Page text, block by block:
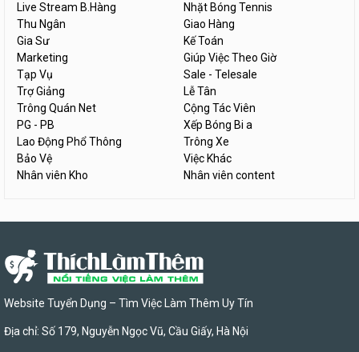
Live Stream B.Hàng
Nhặt Bóng Tennis
Thu Ngân
Giao Hàng
Gia Sư
Kế Toán
Marketing
Giúp Việc Theo Giờ
Tạp Vụ
Sale - Telesale
Trợ Giảng
Lễ Tân
Trông Quán Net
Cộng Tác Viên
PG - PB
Xếp Bóng Bi a
Lao Động Phổ Thông
Trông Xe
Bảo Vệ
Việc Khác
Nhân viên Kho
Nhân viên content
Website Tuyển Dụng – Tìm Việc Làm Thêm Uy Tín
Địa chỉ: Số 179, Nguyễn Ngọc Vũ, Cầu Giấy, Hà Nội